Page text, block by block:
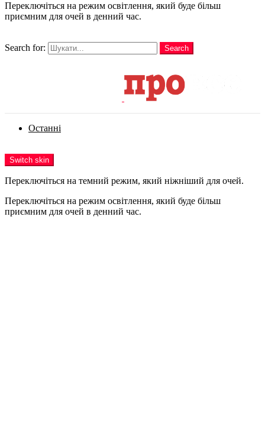
Переключіться на режим освітлення, який буде більш
приємним для очей в денний час.
Search for:
Search
Останні
Switch skin
Переключіться на темний режим, який ніжніший для очей.
Переключіться на режим освітлення, який буде більш
приємним для очей в денний час.